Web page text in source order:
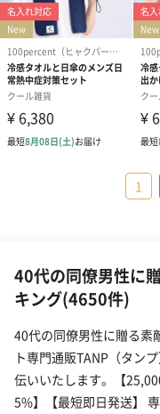
1
40代の同僚男性に
キング(4650件)
40代の同僚男性に贈る素
ト専門通販TANP（タン
伝いいたします。【
5%】【最短即日発送】